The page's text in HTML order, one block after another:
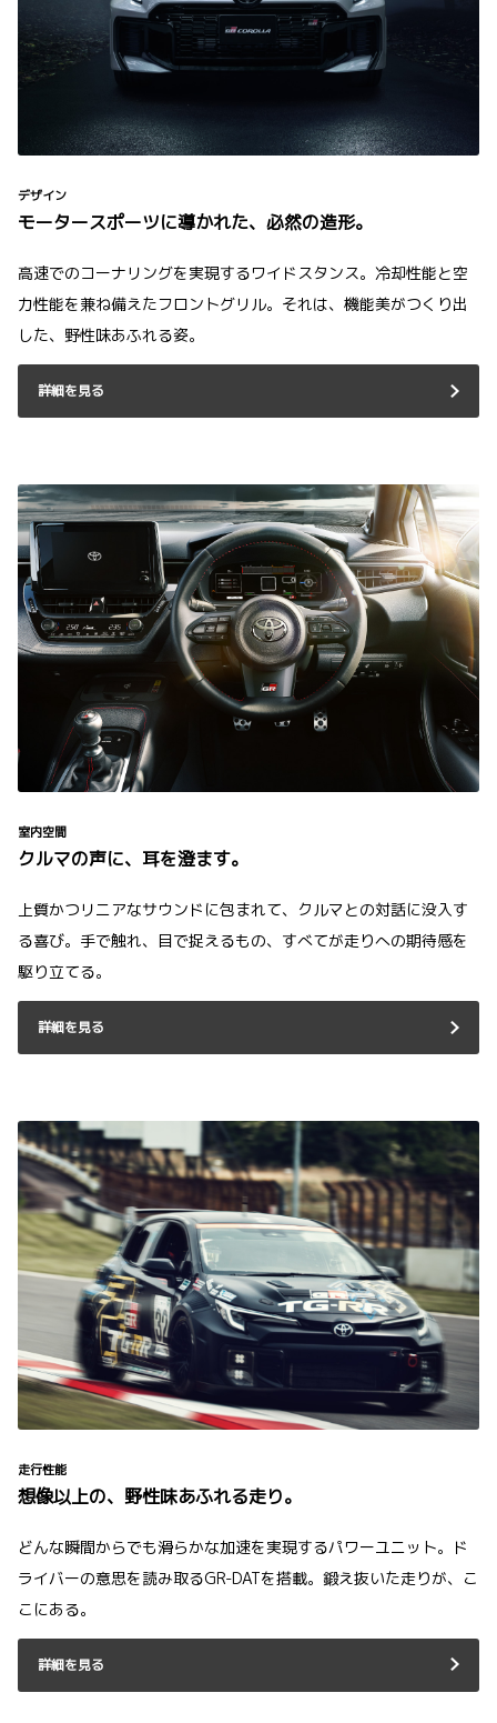
デザイン
モータースポーツに導かれた、必然の造形。
高速でのコーナリングを実現するワイドスタンス。冷却性能と空
力性能を兼ね備えたフロントグリル。それは、機能美がつくり出
した、野性味あふれる姿。
詳細を見る
室内空間
クルマの声に、耳を澄ます。
上質かつリニアなサウンドに包まれて、クルマとの対話に没入す
る喜び。手で触れ、目で捉えるもの、すべてが走りへの期待感を
駆り立てる。
詳細を見る
走行性能
想像以上の、野性味あふれる走り。
どんな瞬間からでも滑らかな加速を実現するパワーユニット。ド
ライバーの意思を読み取るGR-DATを搭載。鍛え抜いた走りが、こ
こにある。
詳細を見る